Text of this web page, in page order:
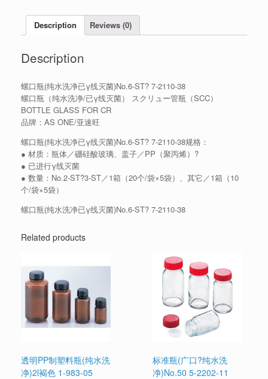
Description Reviews (0)
Description
螺口瓶(纯水洗净已γ线灭菌)No.6-ST? 7-2110-38
螺口瓶（纯水洗净/已γ线灭菌） スクリュー管瓶（SCC）
BOTTLE GLASS FOR CR
品牌：AS ONE/亚速旺
螺口瓶(纯水洗净已γ线灭菌)No.6-ST? 7-2110-38规格：
● 材质：瓶体／硼硅酸玻璃、盖子／PP（聚丙烯）?
● 已进行γ线灭菌
● 数量：No.2-ST?3-ST／1箱（20个/袋×5袋）、其它／1箱（10
个/袋×5袋）
螺口瓶(纯水洗净已γ线灭菌)No.6-ST? 7-2110-38
Related products
透明PP制塑料瓶(纯水洗
净)2l褐色 1-983-05
标准瓶(广口?纯水洗
净)No.50 5-2202-11